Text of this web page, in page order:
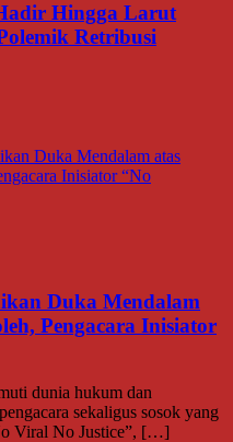
Hingga Larut
Retribusi
Duka Mendalam
Pengacara Inisiator
dunia hukum dan
sekaligus sosok yang
Viral No Justice”, […]